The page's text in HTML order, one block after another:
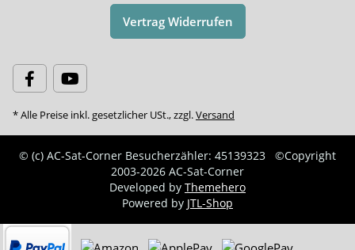
Vertrag Widerrufen
* Alle Preise inkl. gesetzlicher USt., zzgl.Versand
© (c) AC-Sat-Corner Besucherzähler: 45139323
©Copyright
2003-2026 AC-Sat-Corner
Developed by Themehero
Powered by JTL-Shop